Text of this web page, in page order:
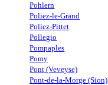
Pohlern
Poliez-le-Grand
Poliez-Pittet
Pollegio
Pompaples
Pomy
Pont (Veveyse)
Pont-de-la-Morge (Sion)